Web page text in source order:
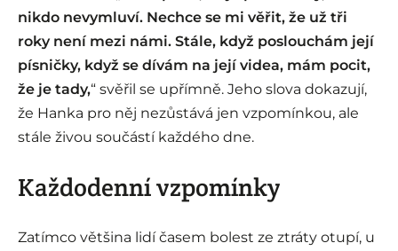
nikdo nevymluví. Nechce se mi věřit, že už tři
roky není mezi námi. Stále, když poslouchám její
písničky, když se dívám na její videa, mám pocit,
že je tady,“ svěřil se upřímně. Jeho slova dokazují,
že Hanka pro něj nezůstává jen vzpomínkou, ale
stále živou součástí každého dne.
Každodenní vzpomínky
Zatímco většina lidí časem bolest ze ztráty otupí, u